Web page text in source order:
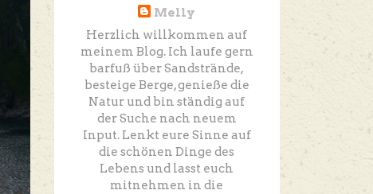
Melly
Herzlich willkommen auf
meinem Blog. Ich laufe gern
barfuß über Sandstrände,
besteige Berge, genieße die
Natur und bin ständig auf
der Suche nach neuem
Input. Lenkt eure Sinne auf
die schönen Dinge des
Lebens und lasst euch
mitnehmen in die